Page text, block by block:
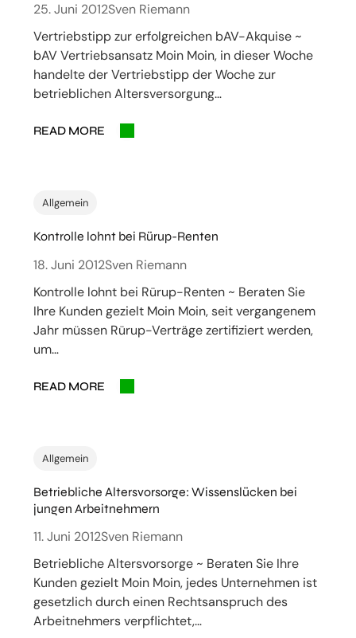
25. Juni 2012Sven Riemann
Vertriebstipp zur erfolgreichen bAV-Akquise ~
bAV Vertriebsansatz Moin Moin, in dieser Woche
handelte der Vertriebstipp der Woche zur
betrieblichen Altersversorgung…
READ MORE
Allgemein
Kontrolle lohnt bei Rürup-Renten
18. Juni 2012Sven Riemann
Kontrolle lohnt bei Rürup-Renten ~ Beraten Sie
Ihre Kunden gezielt Moin Moin, seit vergangenem
Jahr müssen Rürup-Verträge zertifiziert werden,
um…
READ MORE
Allgemein
Betriebliche Altersvorsorge: Wissenslücken bei
jungen Arbeitnehmern
11. Juni 2012Sven Riemann
Betriebliche Altersvorsorge ~ Beraten Sie Ihre
Kunden gezielt Moin Moin, jedes Unternehmen ist
gesetzlich durch einen Rechtsanspruch des
Arbeitnehmers verpflichtet,…